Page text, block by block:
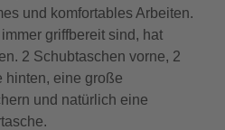
und komfortables Arbeiten.
griffbereit sind, hat
2 Schubtaschen vorne, 2
hinten, eine große
und natürlich eine